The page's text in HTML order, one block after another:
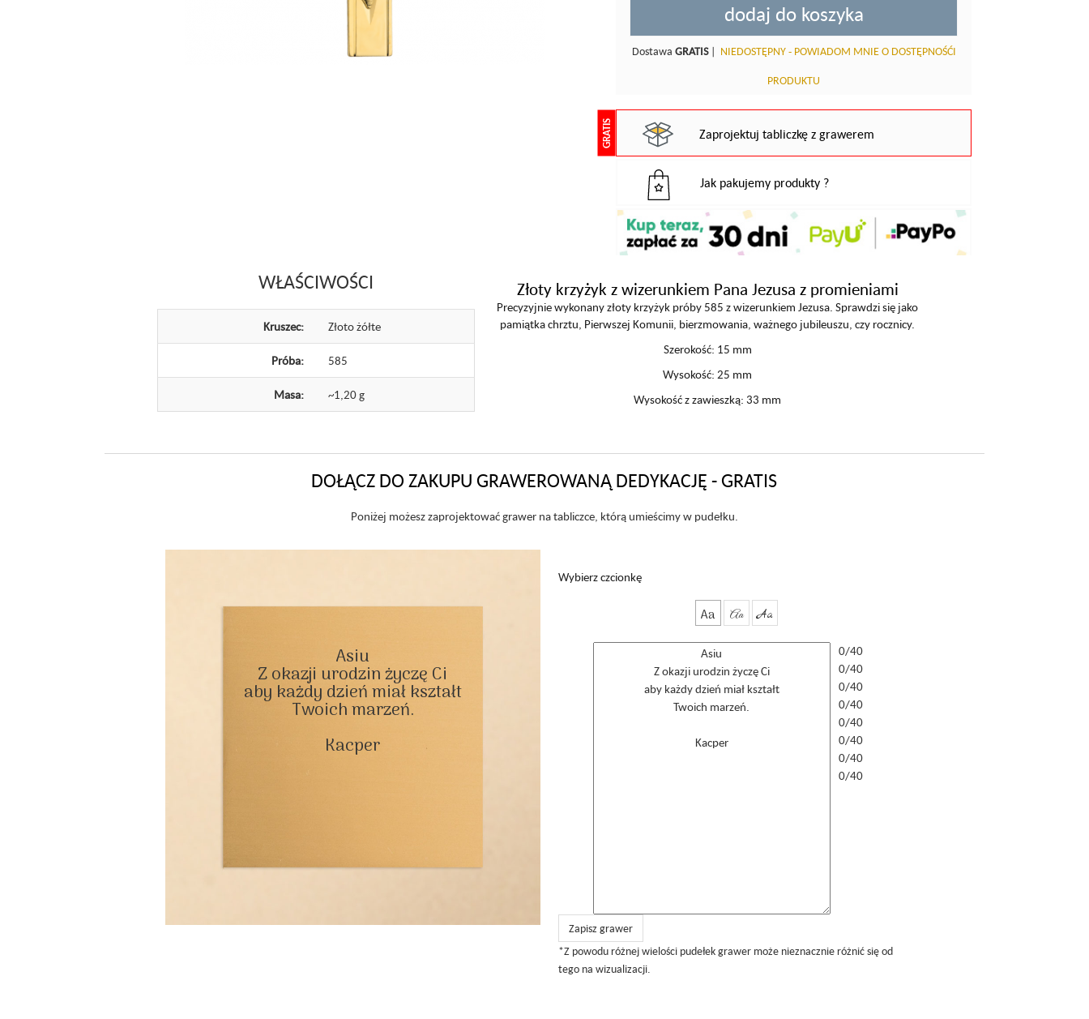
dodaj do koszyka
Dostawa GRATIS| NIEDOSTĘPNY - POWIADOM MNIE O DOSTĘPNOŚĆI
PRODUKTU
GRATIS Zaprojektuj tabliczkę z grawerem
Jak pakujemy produkty ?
WŁAŚCIWOŚCI
Kruszec: Złoto żółte
Próba: 585
Masa: ~1,20 g
Złoty krzyżyk z wizerunkiem Pana Jezusa z promieniami
Precyzyjnie wykonany złoty krzyżyk próby 585 z wizerunkiem Jezusa. Sprawdzi się jako
pamiątka chrztu, Pierwszej Komunii, bierzmowania, ważnego jubileuszu, czy rocznicy.
Szerokość: 15 mm
Wysokość: 25 mm
Wysokość z zawieszką: 33 mm
DOŁĄCZ DO ZAKUPU GRAWEROWANĄ DEDYKACJĘ - GRATIS
Poniżej możesz zaprojektować grawer na tabliczce, którą umieścimy w pudełku.
Asiu
Z okazji urodzin życzę Ci
aby każdy dzień miał kształt
Twoich marzeń.
Kacper
Wybierz czcionkę
Aa Aa Aa
0/40
0/40
0/40
0/40
0/40
0/40
0/40
0/40
Zapisz grawer
*Z powodu różnej wielości pudełek grawer może nieznacznie różnić się od
tego na wizualizacji.